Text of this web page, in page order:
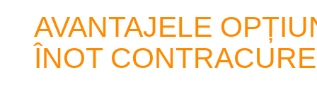
AVANTAJELE
ÎNOT